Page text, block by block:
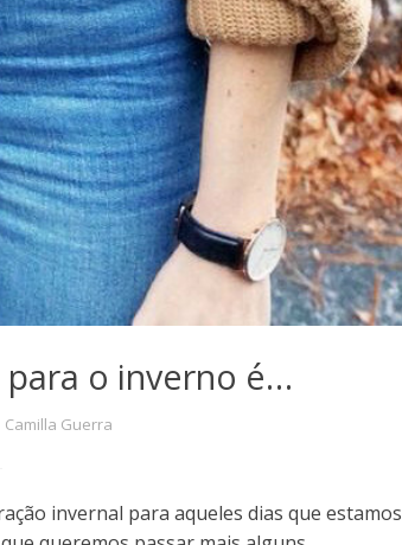
o inverno é…
Camilla Guerra
invernal para aqueles dias que estamos